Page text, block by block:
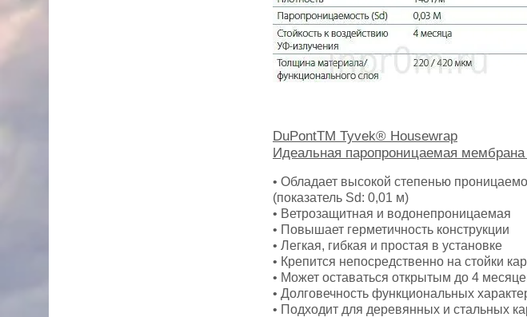
DuPontTM Tyvek® Housewrap
Идеальная паропроницаемая мембрана
• Обладает высокой степенью
(показатель Sd: 0,01 м)
• Ветрозащитная и водонепроницаемая
• Повышает герметичность конструкции
• Легкая, гибкая и простая в установке
• Крепится непосредственно на стойки
• Может оставаться открытым до 4
• Долговечность функциональных
• Подходит для деревянных и стальных